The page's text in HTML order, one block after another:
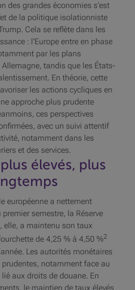
des grandes économies s’est
de la politique isolationniste
Cela se reflète dans les
: l’Europe entre en phase
par les plans
Allemagne, tandis que les États-
En théorie, cette
les actions cycliques en
approche plus prudente
ces perspectives
avec un suivi attentif
notamment dans les
et des services.
élevés, plus
européenne a nettement
semestre, la Réserve
elle, a maintenu son taux
de 4,25 % à 4,50 %2
Les autorités monétaires
notamment face au
aux droits de douane. En
le maintien de taux élevés